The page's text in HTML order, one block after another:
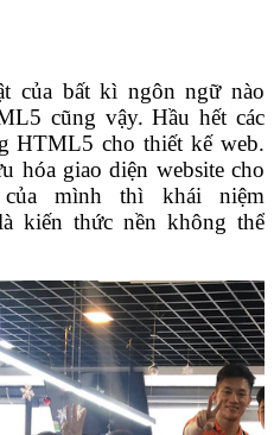
của bất kì ngôn ngữ nào
cũng vậy. Hầu hết các
HTML5 cho thiết kế web.
hóa giao diện website cho
của mình thì khái niệm
kiến thức nền không thể